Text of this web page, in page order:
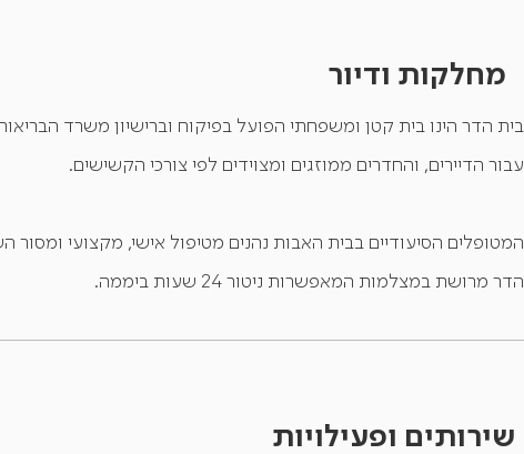
מחלקות ודיור
עבור הדיירים, והחדרים ממוזגים ומצוידים לפי צורכי הקשישים.
המטופלים הסיעודיים בבית האבות נהנים מטיפול אישי, מקצועי ומסור
הדר מרושת במצלמות המאפשרות ניטור 24 שעות ביממה.
שירותים ופעילויות